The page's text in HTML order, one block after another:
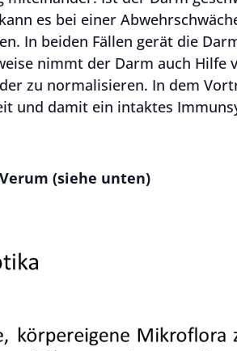
es bei einer
In beiden Fällen gerät die
nimmt der Darm auch Hilfe
zu normalisieren. In dem
und damit ein intaktes
(siehe unten)